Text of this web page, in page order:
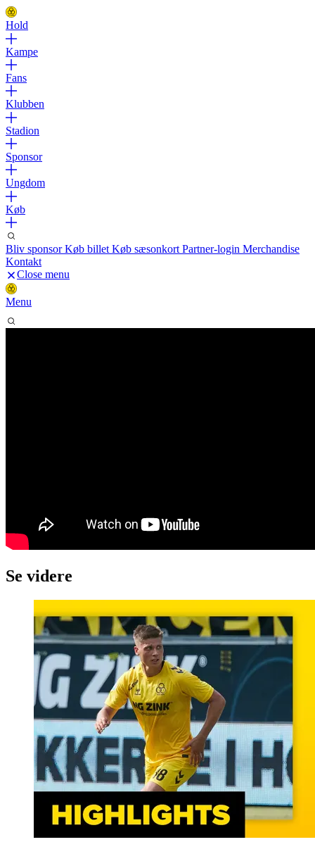
Hold
Kampe
Fans
Klubben
Stadion
Sponsor
Ungdom
Køb
Bliv sponsorKøb billet Køb sæsonkort Partner-login Merchandise
Kontakt
Close menu
Menu
Se videre